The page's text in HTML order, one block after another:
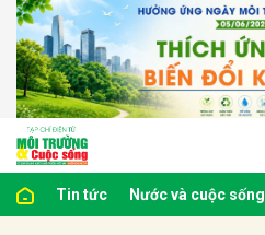
Tin tức Nước và cuộc sống
luận